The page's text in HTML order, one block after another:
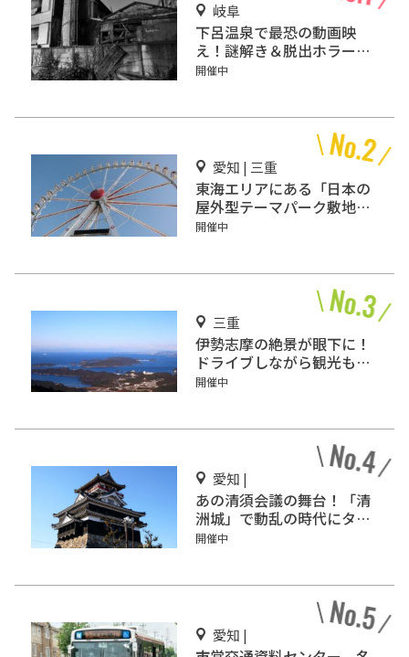
岐阜
下呂温泉で最恐の動画映
え！謎解き＆脱出ホラーゲ
ーム『猟奇館』
開催中
愛知 | 三重
東海エリアにある「日本の
屋外型テーマパーク敷地面
積ランキング」入りしてい
開催中
三重
伊勢志摩の絶景が眼下に！
ドライブしながら観光もで
きる「伊勢志摩スカイライ
開催中
愛知 |
あの清須会議の舞台！「清
洲城」で動乱の時代にタイ
ムスリップ!?
開催中
愛知 |